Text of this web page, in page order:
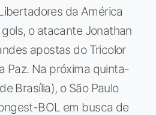
da América
o atacante Jonathan
apostas do Tricolor
Paz. Na próxima quinta-
Brasília), o São Paulo
BOL em busca de